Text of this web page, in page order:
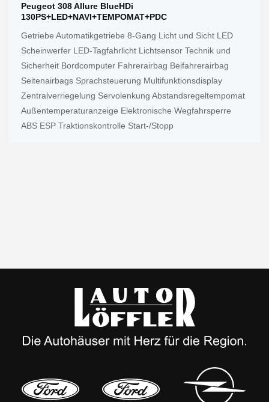
Peugeot 308 Allure BlueHDi
130PS+LED+NAVI+TEMPOMAT+PDC
Getriebe Automatikgetriebe 8-Gang Licht und Sicht LED
Scheinwerfer LED-Tagfahrlicht Lichtsensor Technik und
Sicherheit Bordcomputer Fahrerairbag Beifahrerairbag
Seitenairbags Sprachsteuerung Multifunktionsdisplay
Zentralverriegelung Servolenkung Abstandsregeltempomat
Außentemperaturanzeige Elektronische Wegfahrsperre
ABS ESP Traktionskontrolle Start-/Stopp